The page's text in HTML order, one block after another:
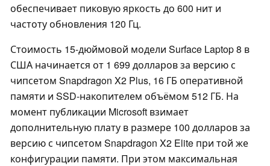
обеспечивает пиковую яркость до 600 нит и
частоту обновления 120 Гц.
Стоимость 15-дюймовой модели Surface Laptop 8 в
США начинается от 1 699 долларов за версию с
чипсетом Snapdragon X2 Plus, 16 ГБ оперативной
памяти и SSD-накопителем объёмом 512 ГБ. На
момент публикации Microsoft взимает
дополнительную плату в размере 100 долларов за
версию с чипсетом Snapdragon X2 Elite при той же
конфигурации памяти. При этом максимальная